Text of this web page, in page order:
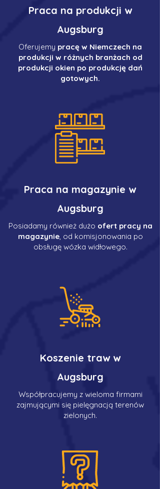
Praca na produkcji w
Augsburg
Oferujemy pracę w Niemczech na
produkcji w różnych branżach od
produkcji okien po produkcję dań
gotowych.
Praca na magazynie w
Augsburg
Posiadamy również dużo ofert pracy na
magazynie, od komisjonowania po
obsługę wózka widłowego.
Koszenie traw w
Augsburg
Współpracujemy z wieloma firmami
zajmującymi się pielęgnacją terenów
zielonych.